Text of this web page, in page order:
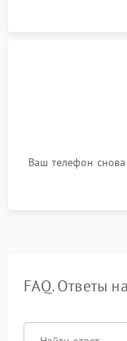
Ваш телефон
FAQ. Ответы